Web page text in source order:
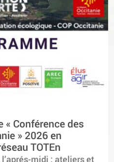
« Conférence des
» 2026 en
TOTEn
midi : ateliers et